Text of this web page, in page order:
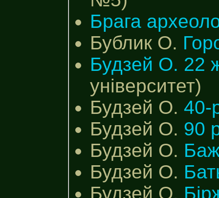
Брага
Бублик О.
Будзей О. 22
університет)
Будзей О. 40-
Будзей О. 90
Будзей О.
Будзей О.
Будзей О.